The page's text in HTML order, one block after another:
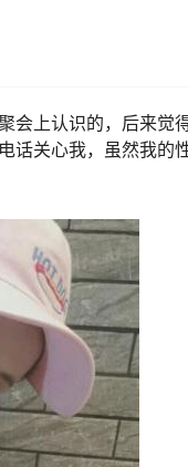
会上认识的，后来觉
话关心我，虽然我的